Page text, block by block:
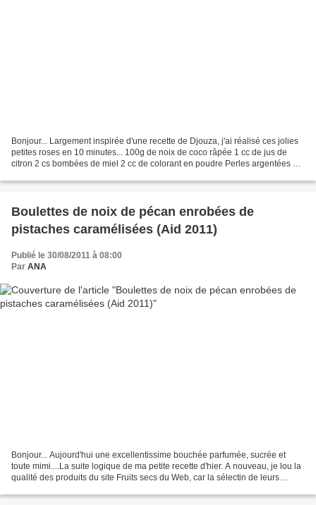
Bonjour... Largement inspirée d'une recette de Djouza, j'ai réalisé ces jolies
petites roses en 10 minutes... 100g de noix de coco râpée 1 cc de jus de
citron 2 cs bombées de miel 2 cc de colorant en poudre Perles argentées ou
Boulettes de noix de pécan enrobées de
pistaches caramélisées (Aid 2011)
Publié le 30/08/2011 à 08:00
Par ANA
Bonjour... Aujourd'hui une excellentissime bouchée parfumée, sucrée et
toute mimi....La suite logique de ma petite recette d'hier. A nouveau, je lou la
qualité des produits du site Fruits secs du Web, car la sélectin de leurs